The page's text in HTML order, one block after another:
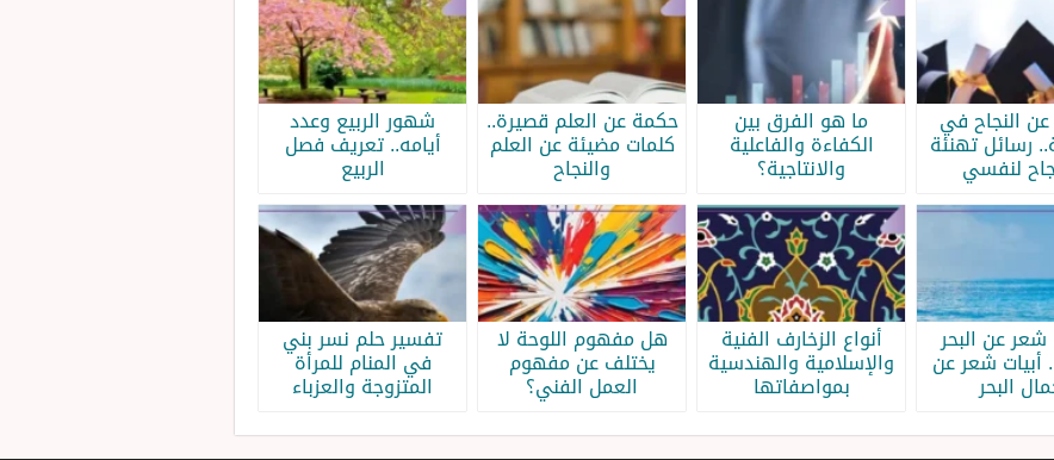
عن النجاح في
رسائل تهنئة
لنفسي
ما هو الفرق بين
الكفاءة والفاعلية
والانتاجية؟
حكمة عن العلم قصيرة..
كلمات مضيئة عن العلم
والنجاح
شهور الربيع وعدد
أيامه.. تعريف فصل
الربيع
شعر عن البحر
أبيات شعر عن
البحر
أنواع الزخارف الفنية
والإسلامية والهندسية
بمواصفاتها
هل مفهوم اللوحة لا
يختلف عن مفهوم
العمل الفني؟
تفسير حلم نسر بني
في المنام للمرأة
المتزوجة والعزباء